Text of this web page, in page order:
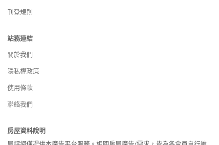
刊登規則
站務連結
關於我們
隱私權政策
使用條款
聯絡我們
房屋資料說明